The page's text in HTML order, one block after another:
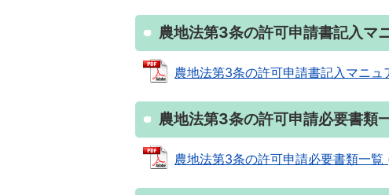
農地法第3条の許可申請書記入マ
農地法第3条の許可申請書記入マニ
農地法第3条の許可申請必要書類
農地法第3条の許可申請必要書類一覧